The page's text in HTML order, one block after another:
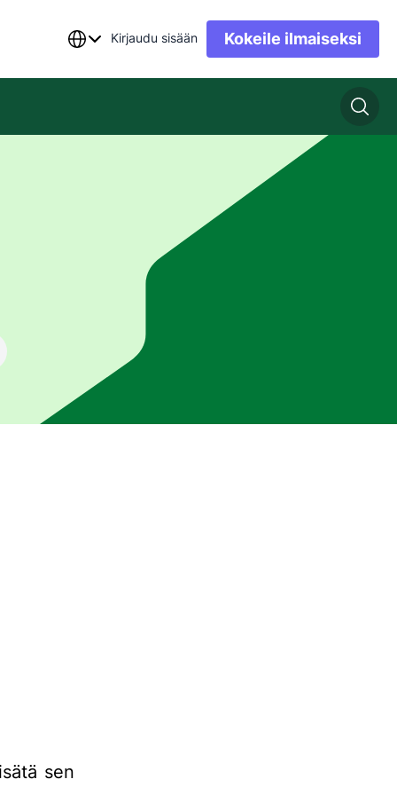
Kirjaudu sisään Kokeile ilmaiseksi
sen